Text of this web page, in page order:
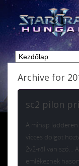
Archive for
sc2 pilon
A minap ladderen
vicces dolgot
2v2-ről van szó…
emlékeznek